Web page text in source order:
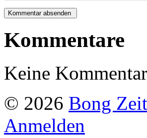
Kommentare
Keine
© 2026 Bong
Anmelden